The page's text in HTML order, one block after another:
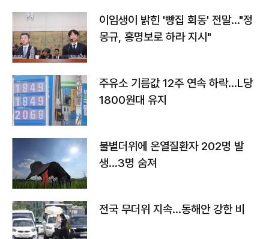
이임생이 밝힌 '빵집 회동' 전말…"정
몽규, 홍명보로 하라 지시"
주유소 기름값 12주 연속 하락…L당
1800원대 유지
불볕더위에 온열질환자 202명 발
생…3명 숨져
전국 무더위 지속…동해안 강한 비